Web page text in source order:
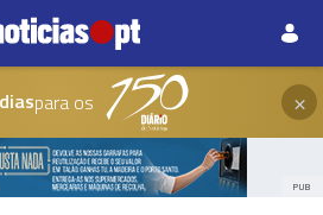
para os ×
PUB